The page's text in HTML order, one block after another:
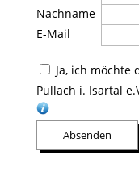
Nachname
E-Mail
Ja, ich
Pullach i. Isartal